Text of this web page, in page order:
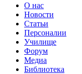
О нас
Новости
Статьи
Персоналии
Училище
Форум
Медиа
Библиотека